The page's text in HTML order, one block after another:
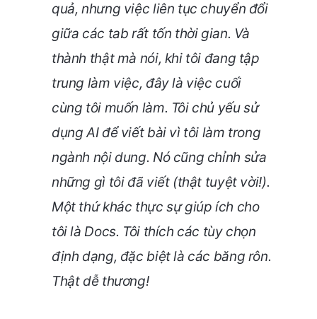
quả, nhưng việc liên tục chuyển đổi
giữa các tab rất tốn thời gian. Và
thành thật mà nói, khi tôi đang tập
trung làm việc, đây là việc cuối
cùng tôi muốn làm. Tôi chủ yếu sử
dụng AI để viết bài vì tôi làm trong
ngành nội dung. Nó cũng chỉnh sửa
những gì tôi đã viết (thật tuyệt vời!).
Một thứ khác thực sự giúp ích cho
tôi là Docs. Tôi thích các tùy chọn
định dạng, đặc biệt là các băng rôn.
Thật dễ thương!